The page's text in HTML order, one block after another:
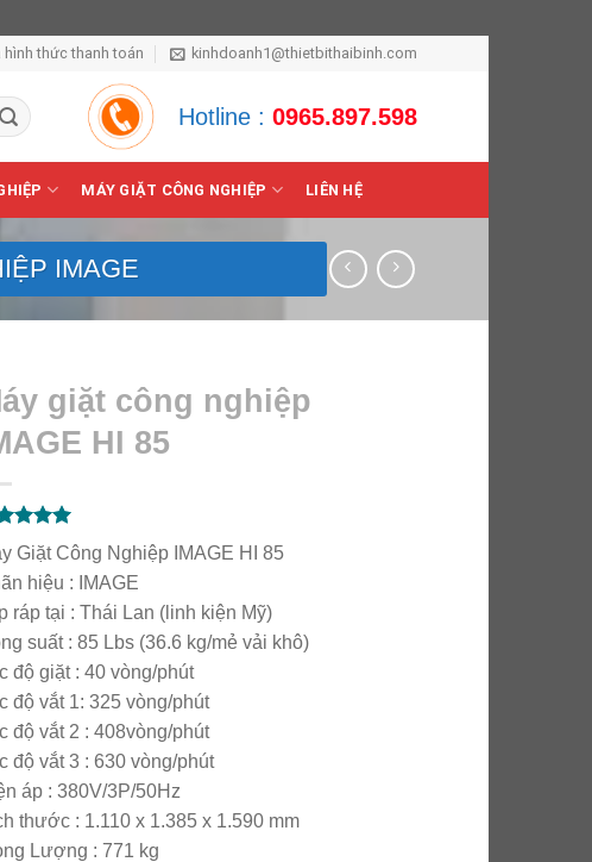
hình thức thanh toán kinhdoanh1@thietbithaibinh.com
Hotline : 0965.897.598
MÁY GIẶT CÔNG NGHIỆP LIÊN HỆ
IMAGE
giặt công nghiệp
HI 85
trên 5
trên
giá
Giặt Công Nghiệp IMAGE HI 85
hiệu : IMAGE
ráp tại : Thái Lan (linh kiện Mỹ)
suất : 85 Lbs (36.6 kg/mẻ vải khô)
độ giặt : 40 vòng/phút
độ vắt 1: 325 vòng/phút
độ vắt 2 : 408vòng/phút
độ vắt 3 : 630 vòng/phút
áp : 380V/3P/50Hz
thước : 1.110 x 1.385 x 1.590 mm
Lượng : 771 kg